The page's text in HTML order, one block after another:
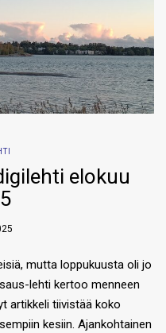
elokuu
mutta loppukuusta oli jo
lehti kertoo menneen
artikkeli tiivistää koko
kesiin. Ajankohtainen